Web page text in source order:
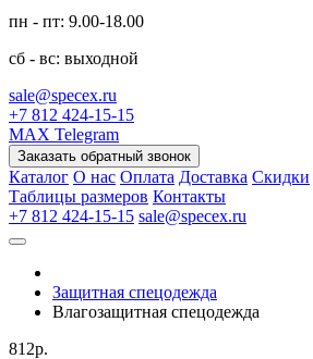
пн - пт: 9.00-18.00
сб - вс: выходной
sale@specex.ru
+7 812 424-15-15
MAX Telegram
Заказать обратный звонок
Каталог О нас Оплата Доставка Скидки
Таблицы размеров Контакты
+7 812 424-15-15 sale@specex.ru
Защитная спецодежда
Влагозащитная спецодежда
812р.